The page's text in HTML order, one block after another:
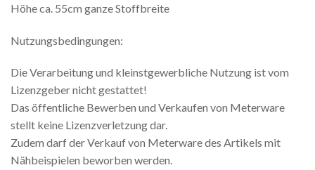
Höhe ca. 55cm ganze Stoffbreite
Nutzungsbedingungen:
Die Verarbeitung und kleinstgewerbliche Nutzung ist vom
Lizenzgeber nicht gestattet!
Das öffentliche Bewerben und Verkaufen von Meterware
stellt keine Lizenzverletzung dar.
Zudem darf der Verkauf von Meterware des Artikels mit
Nähbeispielen beworben werden.